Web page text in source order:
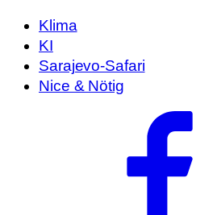
Klima
KI
Sarajevo-Safari
Nice & Nötig